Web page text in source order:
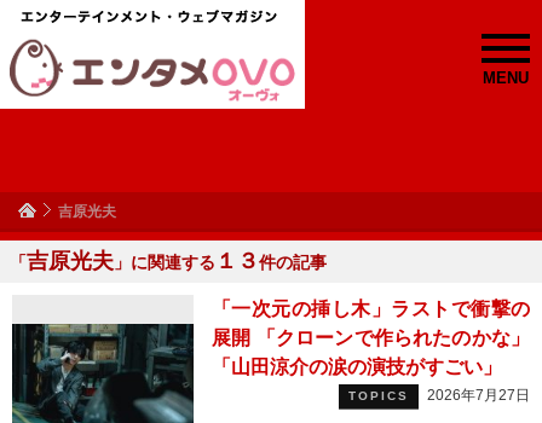
MENU
吉原光夫
「吉原光夫 」に関連する １３件の記事
「一次元の挿し木」ラストで衝撃の
展開 「クローンで作られたのかな」
「山田涼介の涙の演技がすごい」
TOPICS 2026年7月27日